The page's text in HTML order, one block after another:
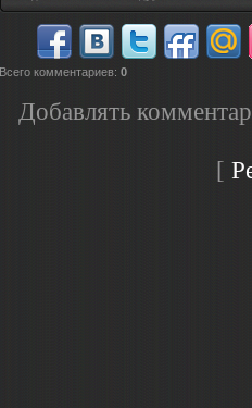
Всего комментариев: 0
Добавлять
[